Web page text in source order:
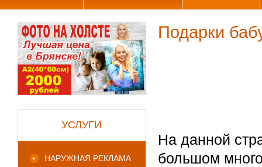
УСЛУГИ
НАРУЖНАЯ РЕКЛАМА
Подарки
На данной
большом